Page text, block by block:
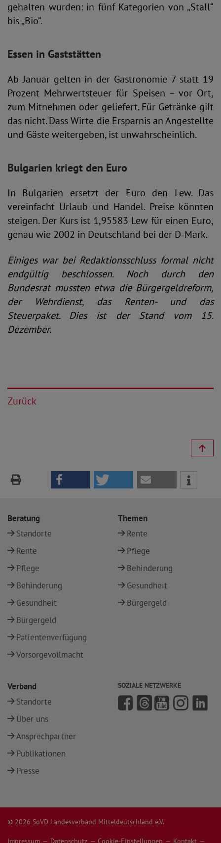
gehalten wurden: in fünf Kategorien von „Stall“
bis „Bio“.
Essen in Gaststätten
Ab Januar gelten in der Gastronomie 7 statt 19
Prozent Mehrwertsteuer für Speisen – vor Ort,
zum Mitnehmen oder geliefert. Für Getränke gilt
das nicht. Dass Wirte die Ersparnis an Angestellte
und Gäste weitergeben, ist unwahrscheinlich.
Bulgarien kriegt den Euro
In Bulgarien ersetzt der Euro den Lew. Das
vereinfacht Urlaub und Handel. Preise könnten
steigen. Der Kurs ist 1,95583 Lew für einen Euro,
genau wie 2002 in Deutschland bei der D-Mark.
Einiges war bei Redaktionsschluss formal nicht
endgültig beschlossen. Noch durch den
Bundesrat mussten etwa die Bürgergeldreform,
der Wehrdienst, das Renten- und das
Steuerpaket. Dies ist der Stand vom 15.
Dezember.
Zurück
Beratung
Standorte
Rente
Pflege
Behinderung
Gesundheit
Bürgergeld
Patientenverfügung
Vorsorgevollmacht
Themen
Rente
Pflege
Behinderung
Gesundheit
Bürgergeld
Verband
Standorte
Über uns
Ansprechpartner
Publikationen
Presse
SOZIALE NETZWERKE
© 2026 SoVD Landesverband Mitteldeutschland e.V.
Impressum Datenschutz Cookie-Einstellungen Kontakt